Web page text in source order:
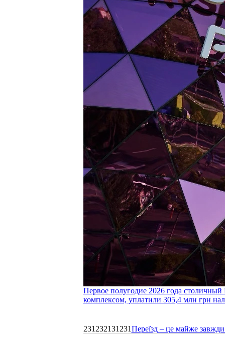
Первое полугодие 2026 года
комплексом, уплатили 305,4 млн грн
231232131231Переїзд – це майже